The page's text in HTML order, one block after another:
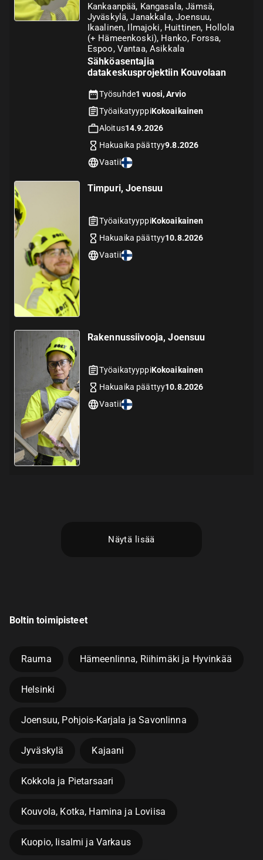
Kankaanpää, Kangasala, Jämsä,
Jyväskylä, Janakkala, Joensuu,
Ikaalinen, Ilmajoki, Huittinen, Hollola
(+ Hämeenkoski), Hanko, Forssa,
Espoo, Vantaa, Asikkala
Sähköasentajia
datakeskusprojektiin Kouvolaan
Työsuhde1 vuosi, Arvio
TyöaikatyyppiKokoaikainen
Aloitus14.9.2026
Hakuaika päättyy9.8.2026
Vaatii
Timpuri, Joensuu
TyöaikatyyppiKokoaikainen
Hakuaika päättyy10.8.2026
Vaatii
Rakennussiivooja, Joensuu
TyöaikatyyppiKokoaikainen
Hakuaika päättyy10.8.2026
Vaatii
Näytä lisää
Boltin toimipisteet
Rauma Hämeenlinna, Riihimäki ja Hyvinkää
Helsinki
Joensuu, Pohjois-Karjala ja Savonlinna
Jyväskylä Kajaani
Kokkola ja Pietarsaari
Kouvola, Kotka, Hamina ja Loviisa
Kuopio, Iisalmi ja Varkaus